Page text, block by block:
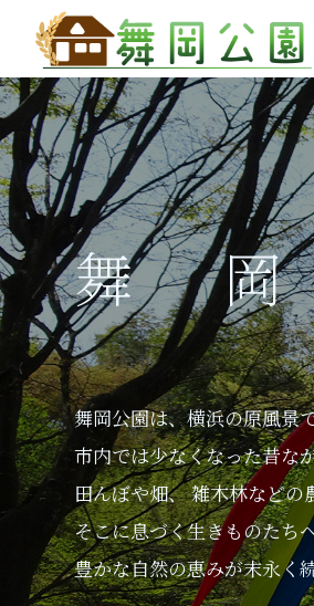
舞
舞岡公園は、横浜の原風景
市内では少なくなった昔な
田んぼや畑、 雑木林など
そこに息づく生きものたち
豊かな自然の恵みが末永く